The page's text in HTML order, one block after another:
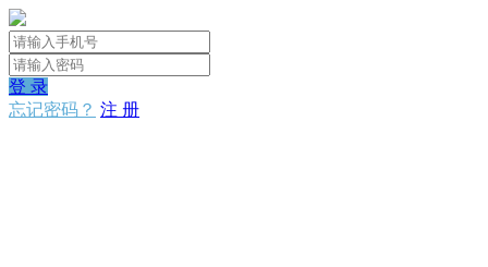
登 录
忘记密码？ 注 册